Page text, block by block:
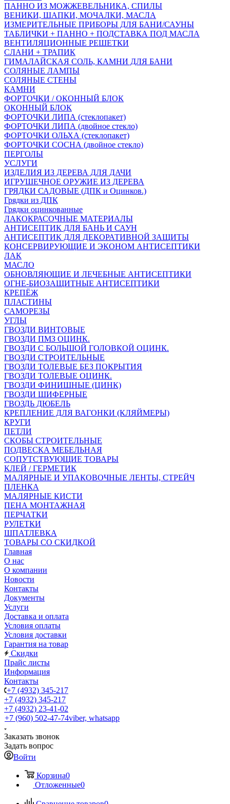
ПАННО ИЗ МОЖЖЕВЕЛЬНИКА, СПИЛЫ
ВЕНИКИ, ШАПКИ, МОЧАЛКИ, МАСЛА
ИЗМЕРИТЕЛЬНЫЕ ПРИБОРЫ ДЛЯ БАНИ/САУНЫ
ТАБЛИЧКИ + ПАННО + ПОДСТАВКА ПОД МАСЛА
ВЕНТИЛЯЦИОННЫЕ РЕШЕТКИ
СЛАНИ + ТРАПИК
ГИМАЛАЙСКАЯ СОЛЬ, КАМНИ ДЛЯ БАНИ
СОЛЯНЫЕ ЛАМПЫ
СОЛЯНЫЕ СТЕНЫ
КАМНИ
ФОРТОЧКИ / ОКОННЫЙ БЛОК
ОКОННЫЙ БЛОК
ФОРТОЧКИ ЛИПА (стеклопакет)
ФОРТОЧКИ ЛИПА (двойное стекло)
ФОРТОЧКИ ОЛЬХА (стеклопакет)
ФОРТОЧКИ СОСНА (двойное стекло)
ПЕРГОЛЫ
УСЛУГИ
ИЗДЕЛИЯ ИЗ ДЕРЕВА ДЛЯ ДАЧИ
ИГРУШЕЧНОЕ ОРУЖИЕ ИЗ ДЕРЕВА
ГРЯДКИ САДОВЫЕ (ДПК и Оцинков.)
Грядки из ДПК
Грядки оцинкованные
ЛАКОКРАСОЧНЫЕ МАТЕРИАЛЫ
АНТИСЕПТИК ДЛЯ БАНЬ И САУН
АНТИСЕПТИК ДЛЯ ДЕКОРАТИВНОЙ ЗАЩИТЫ
КОНСЕРВИРУЮЩИЕ И ЭКОНОМ АНТИСЕПТИКИ
ЛАК
МАСЛО
ОБНОВЛЯЮЩИЕ И ЛЕЧЕБНЫЕ АНТИСЕПТИКИ
ОГНЕ-БИОЗАЩИТНЫЕ АНТИСЕПТИКИ
КРЕПЁЖ
ПЛАСТИНЫ
САМОРЕЗЫ
УГЛЫ
ГВОЗДИ ВИНТОВЫЕ
ГВОЗДИ ПМЗ ОЦИНК.
ГВОЗДИ С БОЛЬШОЙ ГОЛОВКОЙ ОЦИНК.
ГВОЗДИ СТРОИТЕЛЬНЫЕ
ГВОЗДИ ТОЛЕВЫЕ БЕЗ ПОКРЫТИЯ
ГВОЗДИ ТОЛЕВЫЕ ОЦИНК.
ГВОЗДИ ФИНИШНЫЕ (ЦИНК)
ГВОЗДИ ШИФЕРНЫЕ
ГВОЗДЬ ДЮБЕЛЬ
КРЕПЛЕНИЕ ДЛЯ ВАГОНКИ (КЛЯЙМЕРЫ)
КРУГИ
ПЕТЛИ
СКОБЫ СТРОИТЕЛЬНЫЕ
ПОДВЕСКА МЕБЕЛЬНАЯ
СОПУТСТВУЮЩИЕ ТОВАРЫ
КЛЕЙ / ГЕРМЕТИК
МАЛЯРНЫЕ И УПАКОВОЧНЫЕ ЛЕНТЫ, СТРЕЙЧ
ПЛЕНКА
МАЛЯРНЫЕ КИСТИ
ПЕНА МОНТАЖНАЯ
ПЕРЧАТКИ
РУЛЕТКИ
ШПАТЛЕВКА
ТОВАРЫ СО СКИДКОЙ
Главная
О нас
О компании
Новости
Контакты
Документы
Услуги
Доставка и оплата
Условия оплаты
Условия доставки
Гарантия на товар
Скидки
Прайс листы
Информация
Контакты
+7 (4932) 345-217
+7 (4932) 345-217
+7 (4932) 23-41-02
+7 (960) 502-47-74viber, whatsapp
Заказать звонок
Задать вопрос
Войти
Корзина0
Отложенные0